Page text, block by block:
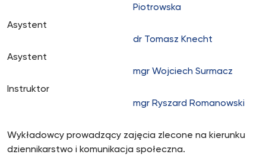
Asystent
Asystent
Instruktor
Piotrowska
dr Tomasz Knecht
mgr Wojciech Surmacz
mgr Ryszard Romanowski
Wykładowcy prowadzący zajęcia zlecone na kierunku
dziennikarstwo i komunikacja społeczna.